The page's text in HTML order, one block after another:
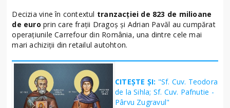
Decizia vine în contextul tranzacției de 823 de milioane
de euro prin care frații Dragoș și Adrian Pavăl au cumpărat
operațiunile Carrefour din România, una dintre cele mai
mari achiziții din retailul autohton.
CITEȘTE ȘI: "Sf. Cuv. Teodora
de la Sihla; Sf. Cuv. Pafnutie -
Pârvu Zugravul"